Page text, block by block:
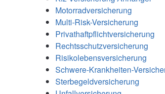
Motorradversicherung
Multi-Risk-Versicherung
Privathaftpflichtversicherung
Rechtsschutzversicherung
Risikolebensversicherung
Schwere-Krankheiten-
Sterbegeldversicherung